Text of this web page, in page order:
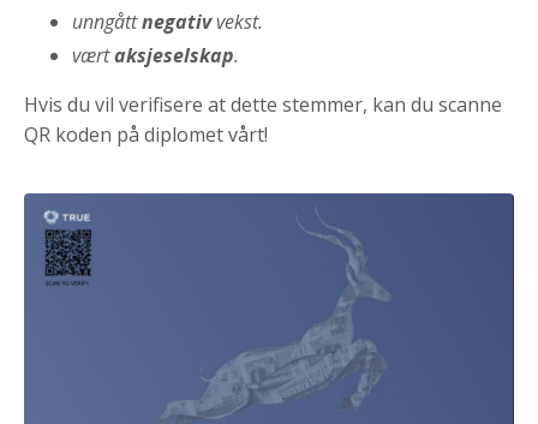
unngåttnegativvekst.
værtaksjeselskap.
Hvis du vil verifisere at dette stemmer, kan du scanne
QR koden på diplomet vårt!